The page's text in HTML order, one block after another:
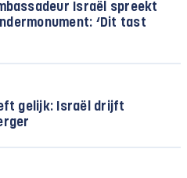
Israël spreekt
‘Dit tast
gelijk: Israël drijft